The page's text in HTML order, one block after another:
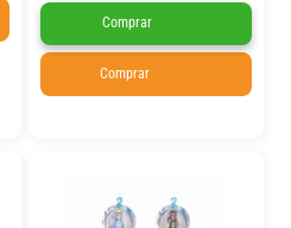
Comprar
Comprar